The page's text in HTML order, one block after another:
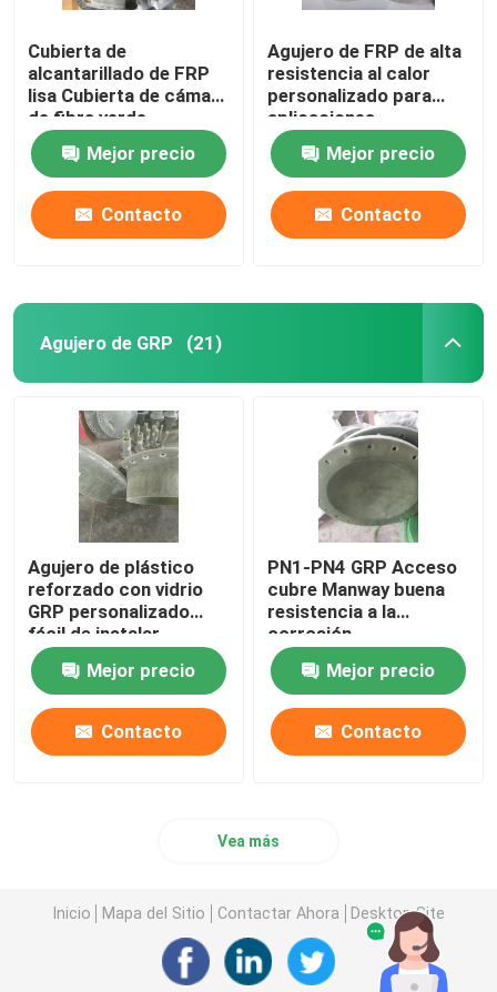
Cubierta de
alcantarillado de FRP
lisa Cubierta de cámara
de fibra verde
Mejor precio
Contacto
Agujero de FRP de alta
resistencia al calor
personalizado para
aplicaciones
industriales
Mejor precio
Contacto
Agujero de GRP (21)
Agujero de plástico
reforzado con vidrio
GRP personalizado
fácil de instalar
Mejor precio
Contacto
PN1-PN4 GRP Acceso
cubre Manway buena
resistencia a la
corrosión
Mejor precio
Contacto
Vea más
Inicio Mapa del Sitio Contactar Ahora Desktop Site